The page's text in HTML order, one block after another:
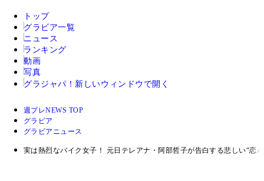
トップ
グラビア一覧
ニュース
ランキング
動画
写真
グラジャパ！ 新しいウィンドウで開く
週プレNEWS TOP
グラビア
グラビアニュース
実は熱烈なバイク女子！ 元日テレアナ・阿部哲子が告白する悲しい“恋